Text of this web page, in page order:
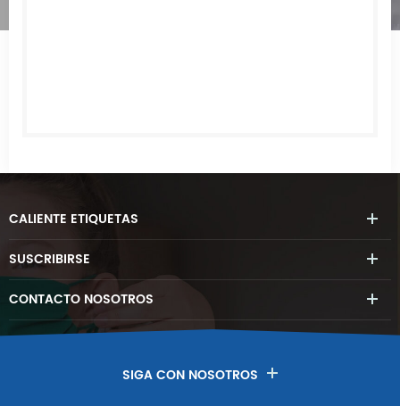
CALIENTE ETIQUETAS
SUSCRIBIRSE
CONTACTO NOSOTROS
SIGA CON NOSOTROS